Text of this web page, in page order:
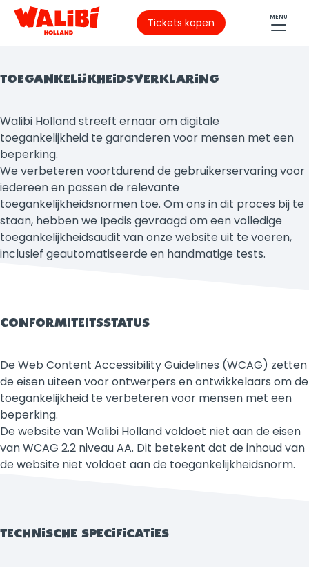
Tickets kopen MENU
TOEGANKELIJKHEIDSVERKLARING
Walibi Holland streeft ernaar om digitale
toegankelijkheid te garanderen voor mensen met een
beperking.
We verbeteren voortdurend de gebruikerservaring voor
iedereen en passen de relevante
toegankelijkheidsnormen toe. Om ons in dit proces bij te
staan, hebben we Ipedis gevraagd om een volledige
toegankelijkheidsaudit van onze website uit te voeren,
inclusief geautomatiseerde en handmatige tests.
CONFORMITEITSSTATUS
De Web Content Accessibility Guidelines (WCAG) zetten
de eisen uiteen voor ontwerpers en ontwikkelaars om de
toegankelijkheid te verbeteren voor mensen met een
beperking.
De website van Walibi Holland voldoet niet aan de eisen
van WCAG 2.2 niveau AA. Dit betekent dat de inhoud van
de website niet voldoet aan de toegankelijkheidsnorm.
TECHNISCHE SPECIFICATIES